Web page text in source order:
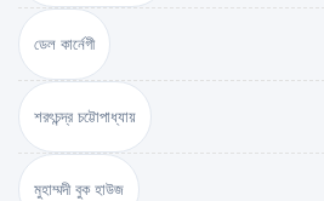
ডেল কার্নেগী
শরৎচন্দ্র চট্টোপাধ্যায়
মুহাম্মদী বুক হাউজ